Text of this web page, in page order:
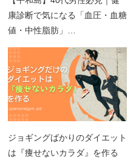
康診断で気になる「血圧・血糖
値・中性脂肪」…
ジョギングばかりのダイエット
は『痩せないカラダ』を作る